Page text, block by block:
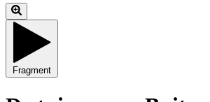
Fragment